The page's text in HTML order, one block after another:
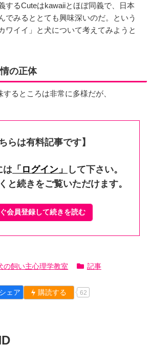
するCuteはkawaiiとほぼ同義で、日本
でみるととても興味深いのだ。という
ワイイ」と犬について考えてみようと
の正体
るところは非常に多様だが、
らは有料記事です】
は 「ログイン」
して下さい。
と続きをご覧いただけます。
会員登録して続きを読む
の飼い主心理学教室 記事
シェア 購読する 62